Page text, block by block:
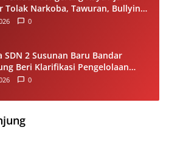
Tolak Narkoba, Tawuran, Bullying
0
SDN 2 Susunan Baru Bandar
Beri Klarifikasi Pengelolaan
Tegaskan Sesuai Juknis
0